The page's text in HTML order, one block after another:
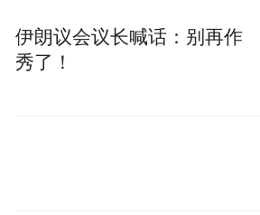
为持续提升产品核心竞争力
经政府部门认定的工业企业
一支经验丰富、专业高效
伊朗议会议长喊话：别再作
秀了！